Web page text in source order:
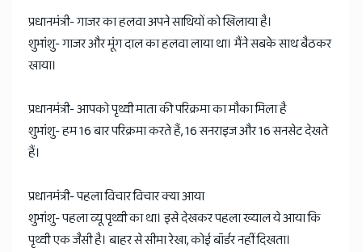
प्रधानमंत्री- गाजर का हलवा अपने साथियों को खिलाया है।
शुभांशु- गाजर और मूंग दाल का हलवा लाया था। मैंने सबके साथ बैठकर
खाया।
प्रधानमंत्री- आपको पृथ्वी माता की परिक्रमा का मौका मिला है
शुभांशु- हम 16 बार परिक्रमा करते हैं, 16 सनराइज और 16 सनसेट देखते
हैं।
प्रधानमंत्री- पहला विचार विचार क्या आया
शुभांशु- पहला व्यू पृथ्वी का था। इसे देखकर पहला ख्याल ये आया कि
पृथ्वी एक जैसी है। बाहर से सीमा रेखा, कोई बॉर्डर नहीं दिखता।